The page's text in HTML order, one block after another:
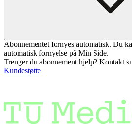
Abonnementet fornyes automatisk. Du
automatisk fornyelse på Min Side.
Trenger du abonnement hjelp? Kontakt
Kundestøtte